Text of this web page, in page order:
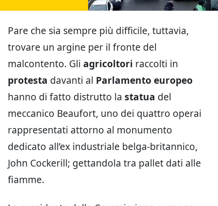
Pare che sia sempre più difficile, tuttavia,
trovare un argine per il fronte del
malcontento. Gli agricoltori raccolti in
protesta davanti al Parlamento europeo
hanno di fatto distrutto la statua del
meccanico Beaufort, uno dei quattro operai
rappresentati attorno al monumento
dedicato all’ex industriale belga-britannico,
John Cockerill; gettandola tra pallet dati alle
fiamme.